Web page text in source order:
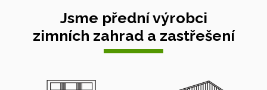
Jsme přední výrobci
zimních zahrad a zastřešení